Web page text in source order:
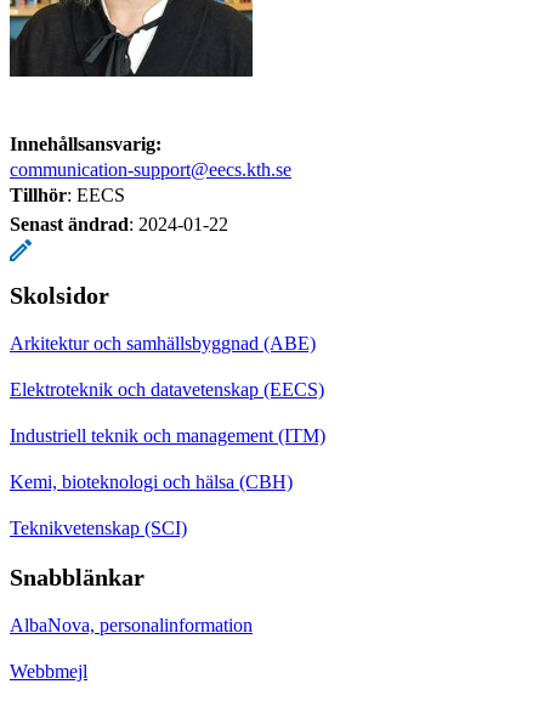
Innehållsansvarig:
communication-support@eecs.kth.se
Tillhör: EECS
Senast ändrad: 2024-01-22
Skolsidor
Arkitektur och samhällsbyggnad (ABE)
Elektroteknik och datavetenskap (EECS)
Industriell teknik och management (ITM)
Kemi, bioteknologi och hälsa (CBH)
Teknikvetenskap (SCI)
Snabblänkar
AlbaNova, personalinformation
Webbmejl